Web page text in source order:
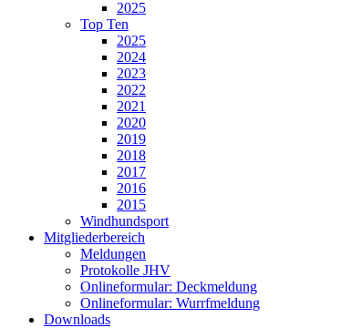
2025
Top Ten
2025
2024
2023
2022
2021
2020
2019
2018
2017
2016
2015
Windhundsport
Mitgliederbereich
Meldungen
Protokolle JHV
Onlineformular: Deckmeldung
Onlineformular: Wurrfmeldung
Downloads